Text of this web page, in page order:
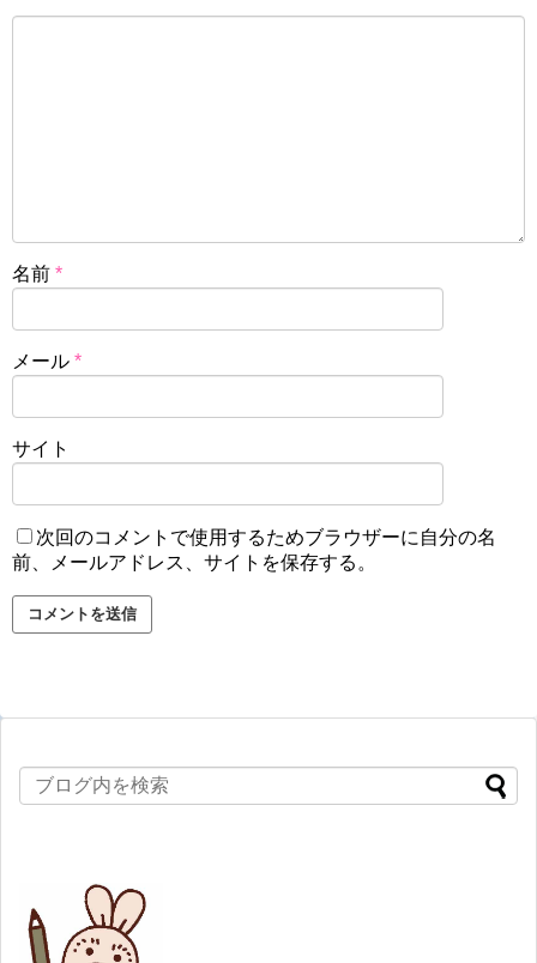
名前 *
メール *
サイト
次回のコメントで使用するためブラウザーに自分の名
前、メールアドレス、サイトを保存する。